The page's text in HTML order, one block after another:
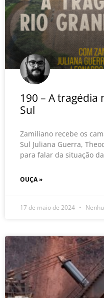
190 – A tragédia
Sul
Zamiliano recebe os
Sul Juliana Guerra,
para falar da situação
OUÇA »
17 de maio de 2024